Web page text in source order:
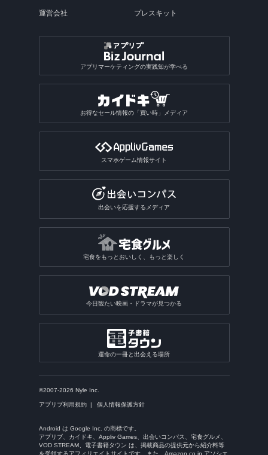
運営会社 プレスキット
アプリマーケティングの実践知が学べる
お得なセール情報の「買い時」メディア
スマホゲーム情報サイト
出会いを応援するメディア
宅食をもっとおいしく、もっと楽しく
今日観たい映画・ドラマが見つかる
運命の一冊と出会える場所
©2007-2026 Nyle Inc.
アプリブ利用規約 個人情報保護方針
Android は Google Inc. の商標です。
アプリブ、カイドキ、Appliv Games、出会いコンパス、宅食グルメ、
VOD STREAM、電子書籍タウン は、掲載商品の提供元から紹介料等
を受領するアフィリエイトサイトです。また、Amazon.co.jp アソシエ